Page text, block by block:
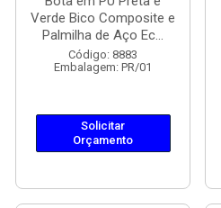
Verde Bico Composite e
Palmilha de Aço Ec...
Código: 8883
Embalagem: PR/01
Solicitar
Orçamento